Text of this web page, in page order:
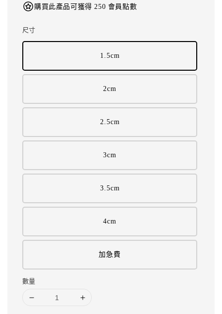
購買此產品可獲得 250 會員點數
尺寸
1.5cm
2cm
2.5cm
3cm
3.5cm
4cm
加急費
數量